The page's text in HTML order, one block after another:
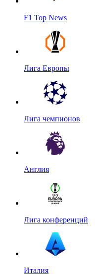
F1 Top News
Лига Европы
Лига чемпионов
Англия
Лига конференций
Италия